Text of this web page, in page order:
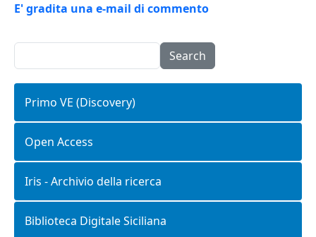
Primo VE (Discovery)
Open Access
Iris - Archivio della ricerca
Biblioteca Digitale Siciliana
E' gradita una e-mail di commento